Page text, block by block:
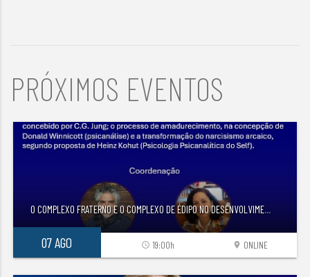
PRÓXIMOS EVENTOS
O COMPLEXO FRATERNO E O COMPLEXO DE ÉDIPO NO DESENVOLVIME...
07 AGO location_on ONLINE
access_time 19:00h